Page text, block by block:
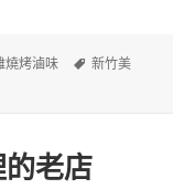
燒烤滷味
標
新竹美
店 鄰近天公壇 滷料種類多
老店